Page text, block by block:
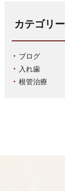
カテゴリー
ブログ
入れ歯
根管治療